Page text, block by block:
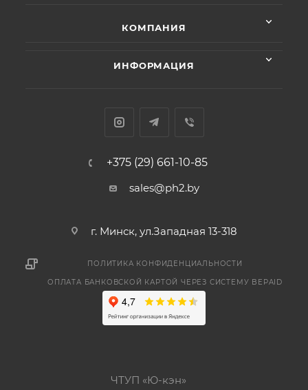
КОМПАНИЯ
ИНФОРМАЦИЯ
+375 (29) 661-10-85
sales@ph2.by
г. Минск, ул.Западная 13-318
ПОЛИТИКА КОНФИДЕНЦИАЛЬНОСТИ
ОПЛАТА БАНКОВСКОЙ КАРТОЙ ЧЕРЕЗ СИСТЕМУ BEPAID
ЧТУП «Ю-кэн»